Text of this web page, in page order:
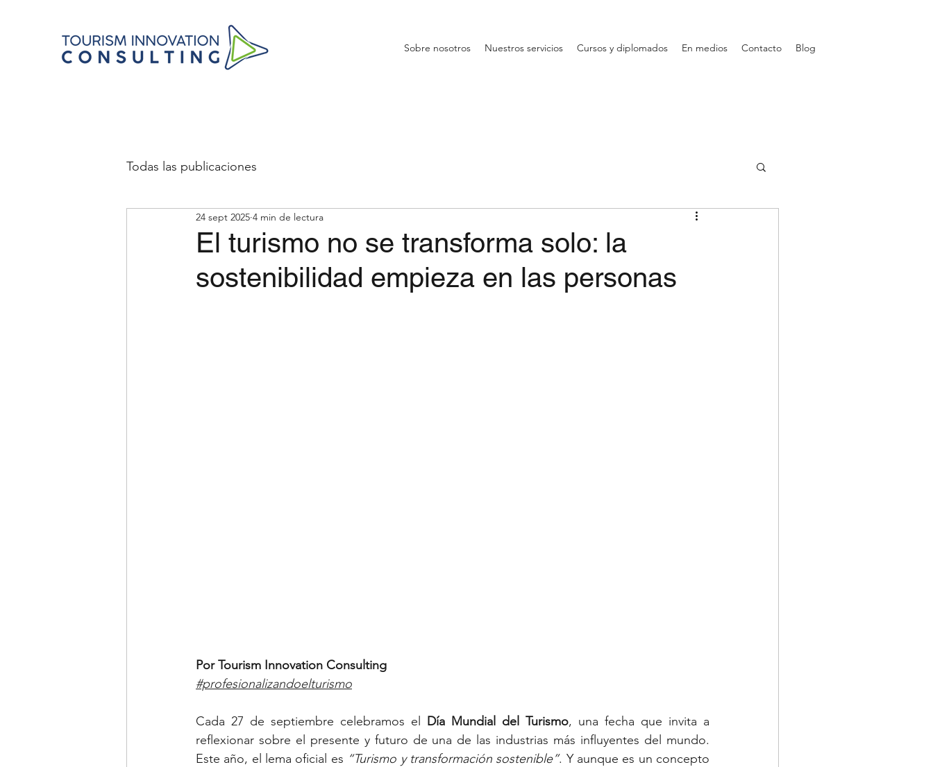
Sobre nosotros Nuestros servicios Cursos y diplomados En medios Contacto Blog
Todas las publicaciones
El turismo no se transforma solo: la
sostenibilidad empieza en las personas
24 sept 2025 4 min de lectura
Por Tourism Innovation Consulting
#profesionalizandoelturismo
Cada 27 de septiembre celebramos el Día Mundial del Turismo, una fecha que invita a
reflexionar sobre el presente y futuro de una de las industrias más influyentes del mundo.
Este año, el lema oficial es “Turismo y transformación sostenible”. Y aunque es un concepto